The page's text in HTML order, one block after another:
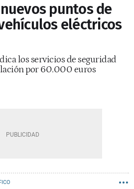
puntos de
eléctricos
los servicios de seguridad
por 60.000 euros